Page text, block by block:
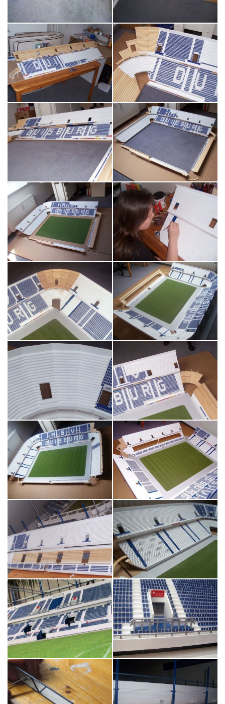
Tribünen
Ausstellungen
Bandenwerbung
Kontakt
Stadionmodellbau
Tribian
auf
Facebook